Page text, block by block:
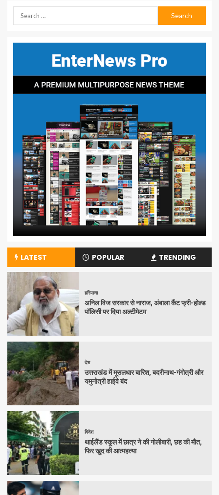
LATEST POPULAR TRENDING
हरियाणा
अनिल विज सरकार से नाराज, अंबाला कैंट फ्री-होल्ड
पॉलिसी पर दिया अल्टीमेटम
देश
उत्तराखंड में मूसलधार बारिश, बदरीनाथ-गंगोत्री और
यमुनोत्री हाईवे बंद
विदेश
थाईलैंड स्कूल में छात्र ने की गोलीबारी, छह की मौत,
फिर खुद की आत्महत्या